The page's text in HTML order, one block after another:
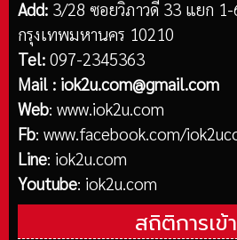
Add: 3/28 ซอยวิภาวดี 33 แยก
กรุงเทพมหานคร 10210
Tel: 097-2345363
Mail : iok2u.com@gmail.com
Web: www.iok2u.com
Fb: www.facebook.com/
Line: iok2u.com
Youtube: iok2u.com
สถิติการเข้